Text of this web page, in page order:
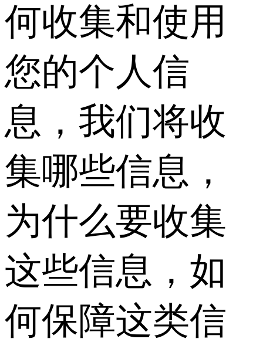
何收集和使用
您的个人信
息，我们将收
集哪些信息，
为什么要收集
这些信息，如
何保障这类信